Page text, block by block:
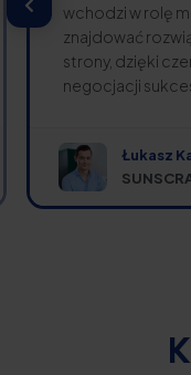
wchodzi w rolę
znajdować
strony, dzięki
negocjacji
Łukasz